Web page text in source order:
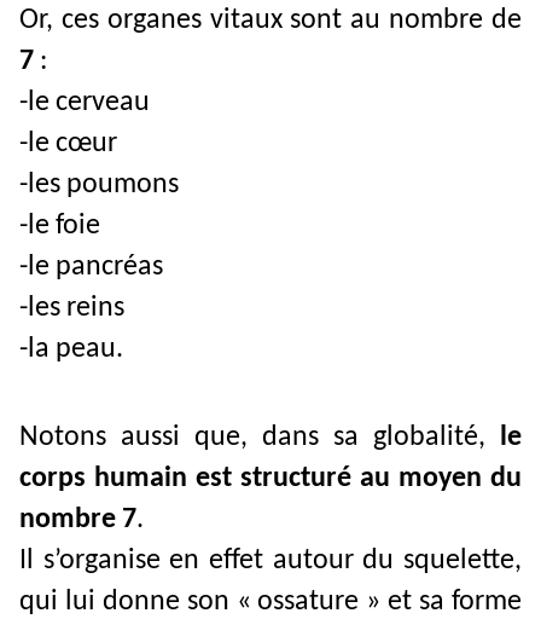
Or, ces organes vitaux sont au nombre de
7 :
-le cerveau
-le cœur
-les poumons
-le foie
-le pancréas
-les reins
-la peau.
Notons aussi que, dans sa globalité, le
corps humain est structuré au moyen du
nombre 7.
Il s’organise en effet autour du squelette,
qui lui donne son « ossature » et sa forme